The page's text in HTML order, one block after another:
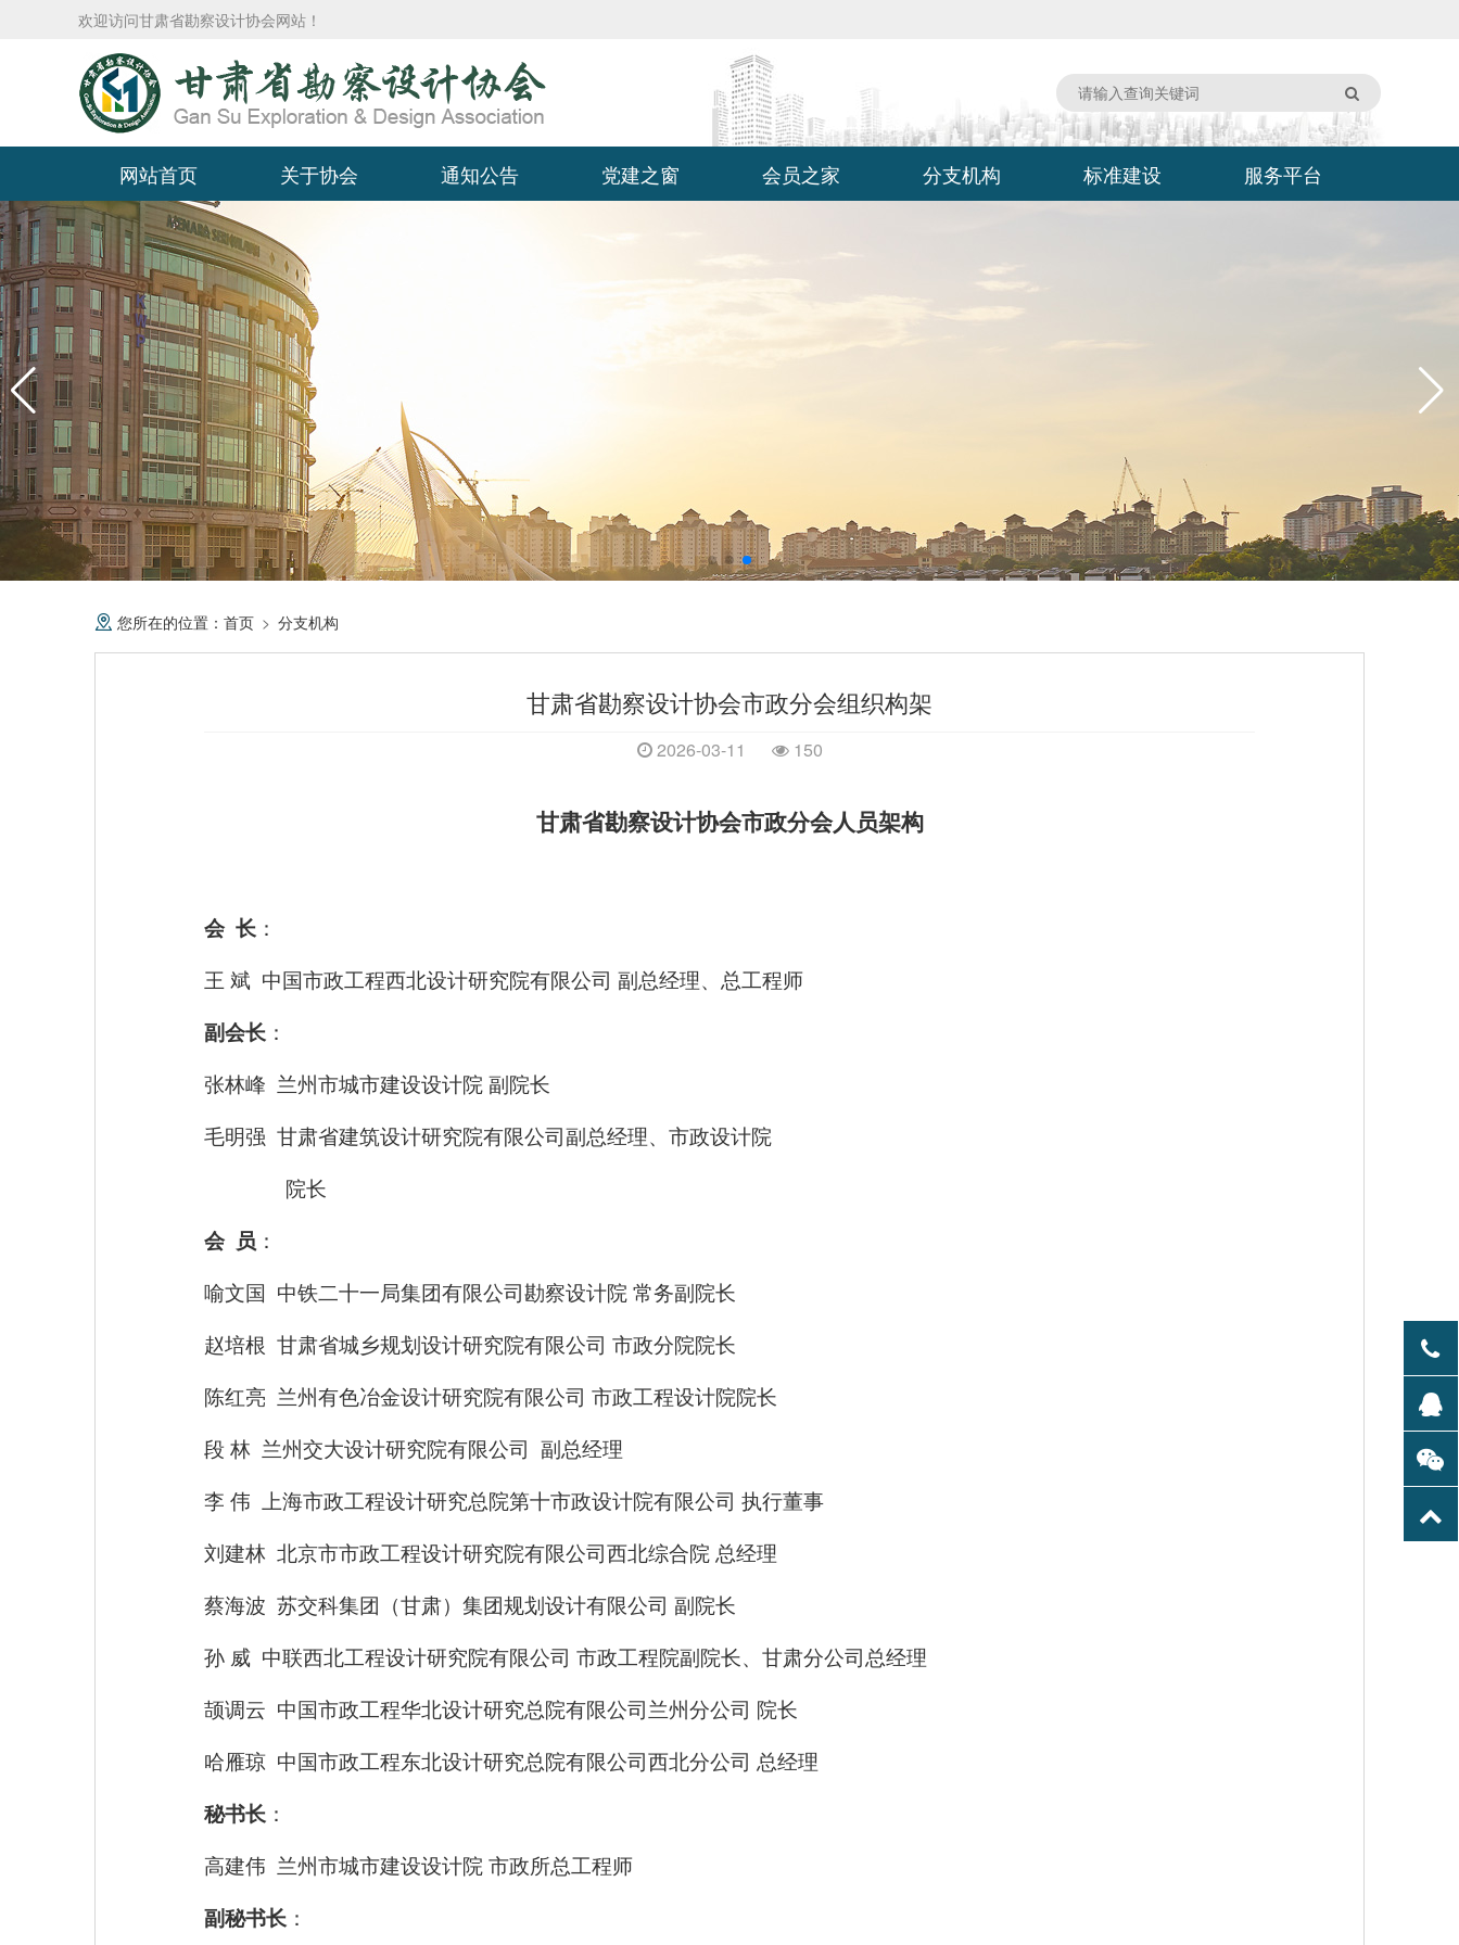
欢迎访问甘肃省勘察设计协会网站！
网站首页 关于协会 通知公告 党建之窗 会员之家 分支机构 标准建设 服务平台
您所在的位置： 首页 分支机构
甘肃省勘察设计协会市政分会组织构架
2026-03-11 150
甘肃省勘察设计协会市政分会人员架构
会 长 ：
王 斌 中国市政工程西北设计研究院有限公司 副总经理、总工程师
副会长 ：
张林峰 兰州市城市建设设计院 副院长
毛明强 甘肃省建筑设计研究院有限公司副总经理、市政设计院
院长
会 员 ：
喻文国 中铁二十一局集团有限公司勘察设计院 常务副院长
赵培根 甘肃省城乡规划设计研究院有限公司 市政分院院长
陈红亮 兰州有色冶金设计研究院有限公司 市政工程设计院院长
段 林 兰州交大设计研究院有限公司 副总经理
李 伟 上海市政工程设计研究总院第十市政设计院有限公司 执行董事
刘建林 北京市市政工程设计研究院有限公司西北综合院 总经理
蔡海波 苏交科集团（甘肃）集团规划设计有限公司 副院长
孙 威 中联西北工程设计研究院有限公司 市政工程院副院长、甘肃分公司总经理
颉调云 中国市政工程华北设计研究总院有限公司兰州分公司 院长
哈雁琼 中国市政工程东北设计研究总院有限公司西北分公司 总经理
秘书长 ：
高建伟 兰州市城市建设设计院 市政所总工程师
副秘书长 ：